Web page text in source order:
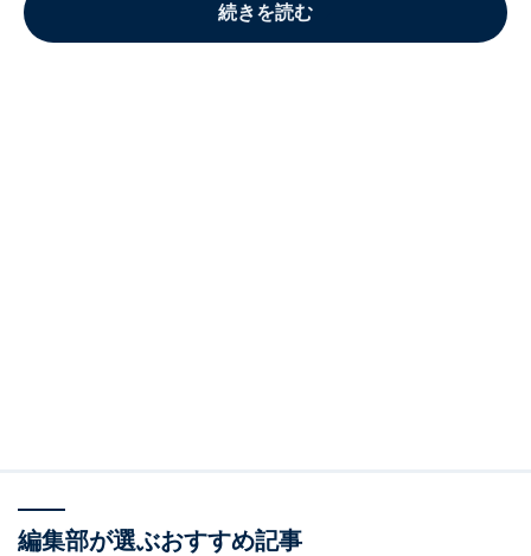
続きを読む
編集部が選ぶおすすめ記事